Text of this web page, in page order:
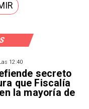
12:40
secreto
que Fiscalía
la mayoría de